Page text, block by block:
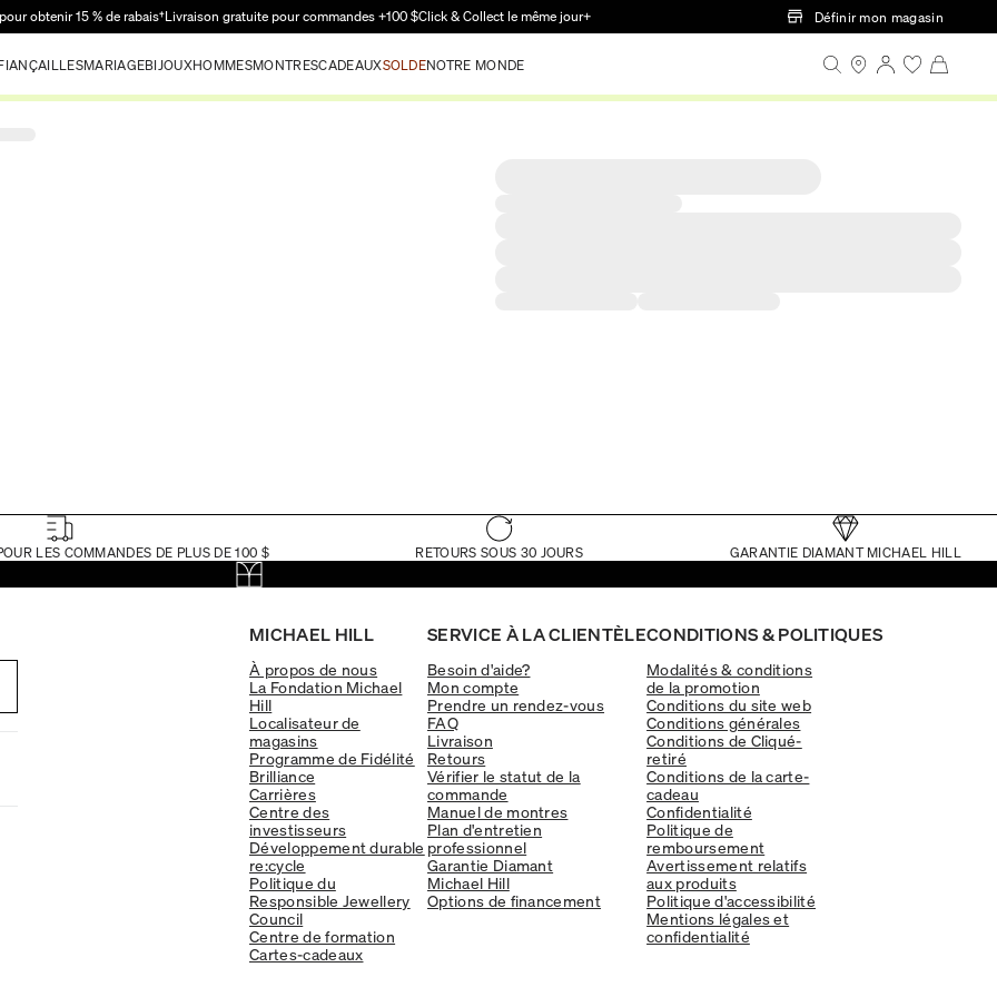
Passer au contenu principal
obtenir 15 % de rabais†Livraison gratuite pour commandes +100 $Click & Collect le même jour+ Définir mon magasin
MARIAGEBIJOUXHOMMESMONTRESCADEAUXSOLDENOTRE MONDE
LES COMMANDES DE PLUS DE 100 $ RETOURS SOUS 30 JOURS GARANTIE DIAMANT MICHAEL HILL
MICHAEL HILL
À propos de nous
La Fondation Michael
Hill
Localisateur de
magasins
Programme de Fidélité
Brilliance
Carrières
Centre des
investisseurs
Développement durable
re:cycle
Politique du
Responsible Jewellery
Council
Centre de formation
Cartes-cadeaux
SERVICE À LA CLIENTÈLE
Besoin d'aide?
Mon compte
Prendre un rendez-vous
FAQ
Livraison
Retours
Vérifier le statut de la
commande
Manuel de montres
Plan d'entretien
professionnel
Garantie Diamant
Michael Hill
Options de financement
CONDITIONS & POLITIQUES
Modalités & conditions
de la promotion
Conditions du site web
Conditions générales
Conditions de Cliqué-
retiré
Conditions de la carte-
cadeau
Confidentialité
Politique de
remboursement
Avertissement relatifs
aux produits
Politique d'accessibilité
Mentions légales et
confidentialité